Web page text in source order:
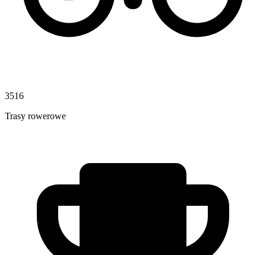
3516
Trasy rowerowe